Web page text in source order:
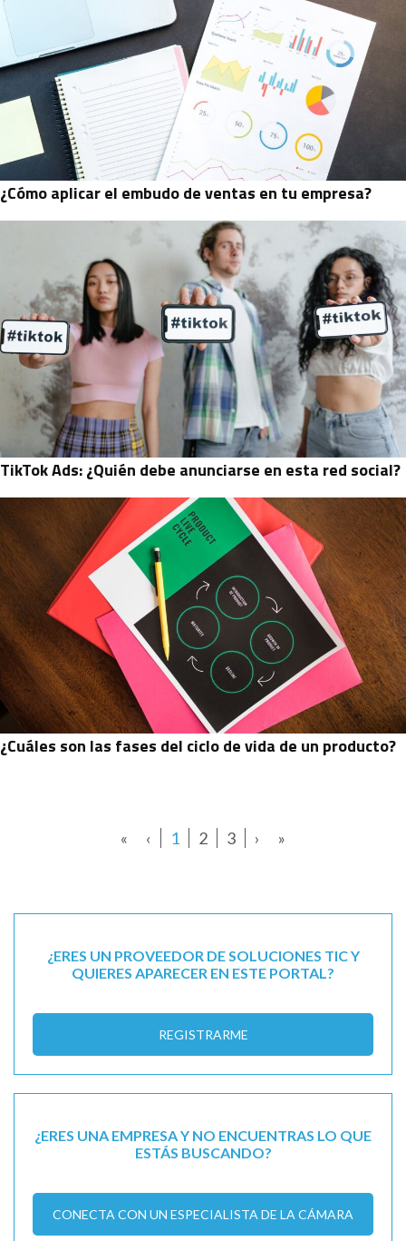
¿Cómo aplicar el embudo de ventas en tu empresa?
TikTok Ads: ¿Quién debe anunciarse en esta red social?
¿Cuáles son las fases del ciclo de vida de un producto?
« ‹ 1 2 3 › »
¿ERES UN PROVEEDOR DE SOLUCIONES TIC Y
QUIERES APARECER EN ESTE PORTAL?
REGISTRARME
¿ERES UNA EMPRESA Y NO ENCUENTRAS LO QUE
ESTÁS BUSCANDO?
CONECTA CON UN ESPECIALISTA DE LA CÁMARA